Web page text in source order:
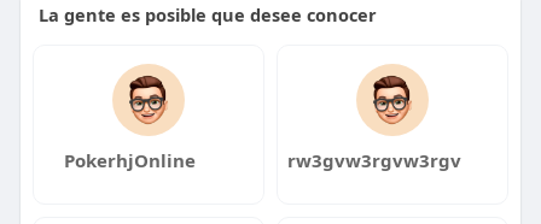
La gente es posible que desee conocer
PokerhjOnline rw3gvw3rgvw3rgv